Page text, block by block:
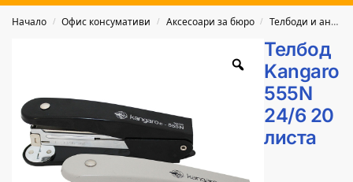
Начало / Офис консумативи / Аксесоари за бюро / Телбоди и антителбоди
Телбод
Kangaro
555N
24/6 20
листа